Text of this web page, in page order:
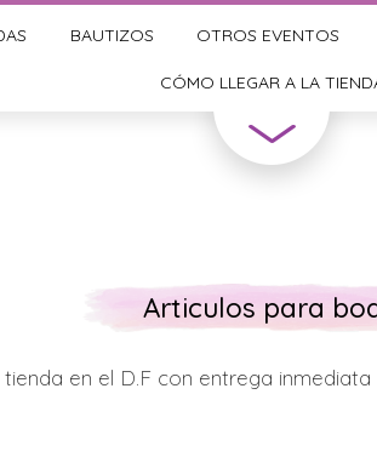
BAUTIZOS OTROS EVENTOS
CÓMO LLEGAR A LA
Articulos para
en el D.F con entrega